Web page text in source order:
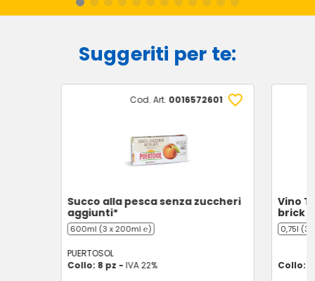
Suggeriti per te:
Cod. Art. 0016572601
Succo alla pesca senza zuccheri
aggiunti*
600ml (3 x 200ml ℮)
PUERTOSOL
Collo: 8 pz - IVA 22%
Vino
brick
0,75l (3
Collo: